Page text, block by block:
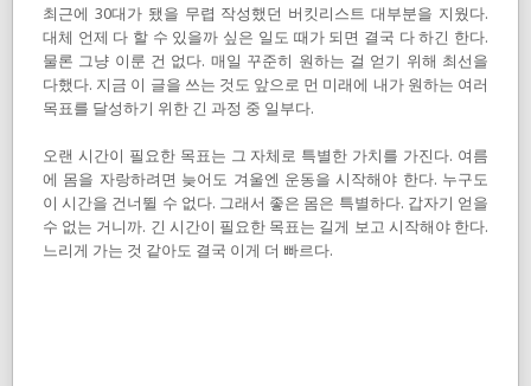
최근에 30대가 됐을 무렵 작성했던 버킷리스트 대부분을 지웠다.
대체 언제 다 할 수 있을까 싶은 일도 때가 되면 결국 다 하긴 한다.
물론 그냥 이룬 건 없다. 매일 꾸준히 원하는 걸 얻기 위해 최선을
다했다. 지금 이 글을 쓰는 것도 앞으로 먼 미래에 내가 원하는 여러
목표를 달성하기 위한 긴 과정 중 일부다.
오랜 시간이 필요한 목표는 그 자체로 특별한 가치를 가진다. 여름
에 몸을 자랑하려면 늦어도 겨울엔 운동을 시작해야 한다. 누구도
이 시간을 건너뛸 수 없다. 그래서 좋은 몸은 특별하다. 갑자기 얻을
수 없는 거니까. 긴 시간이 필요한 목표는 길게 보고 시작해야 한다.
느리게 가는 것 같아도 결국 이게 더 빠르다.